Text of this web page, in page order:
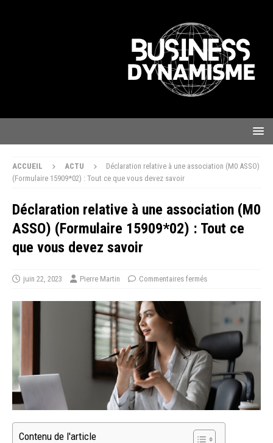
ACCUEIL ACTU
Déclaration relative à une association (M0 ASSO)
(Formulaire 15909*02) : Tout ce que vous devez savoir
Déclaration relative à une association (M0
ASSO) (Formulaire 15909*02) : Tout ce
que vous devez savoir
juin 22, 2023 Pierre Martin Commentaires fermés
Contenu de l'article